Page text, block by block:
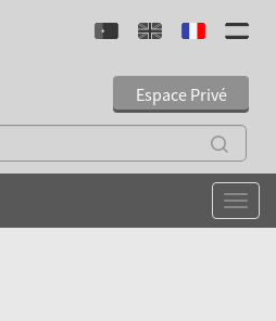
Espace Privé